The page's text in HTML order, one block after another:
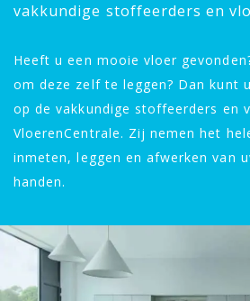
vakkundige stoffeerders en
Heeft u een mooie vloer
om deze zelf te leggen? Dan kunt
op de vakkundige stoffeerders en
VloerenCentrale. Zij nemen het
inmeten, leggen en afwerken van
handen.